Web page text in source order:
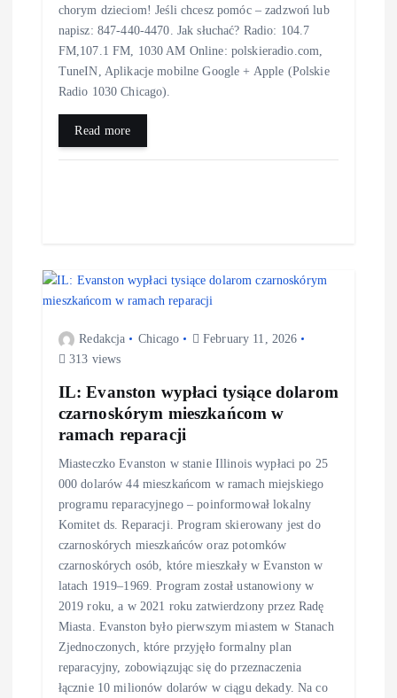
chorym dzieciom! Jeśli chcesz pomóc – zadzwoń lub
napisz: 847-440-4470. Jak słuchać? Radio: 104.7
FM,107.1 FM, 1030 AM Online: polskieradio.com,
TuneIN, Aplikacje mobilne Google + Apple (Polskie
Radio 1030 Chicago).
Read more
Redakcja Chicago
February 11, 2026
313 views
IL: Evanston wypłaci tysiące dolarom
czarnoskórym mieszkańcom w
ramach reparacji
Miasteczko Evanston w stanie Illinois wypłaci po 25
000 dolarów 44 mieszkańcom w ramach miejskiego
programu reparacyjnego – poinformował lokalny
Komitet ds. Reparacji. Program skierowany jest do
czarnoskórych mieszkańców oraz potomków
czarnoskórych osób, które mieszkały w Evanston w
latach 1919–1969. Program został ustanowiony w
2019 roku, a w 2021 roku zatwierdzony przez Radę
Miasta. Evanston było pierwszym miastem w Stanach
Zjednoczonych, które przyjęło formalny plan
reparacyjny, zobowiązując się do przeznaczenia
łącznie 10 milionów dolarów w ciągu dekady. Na co